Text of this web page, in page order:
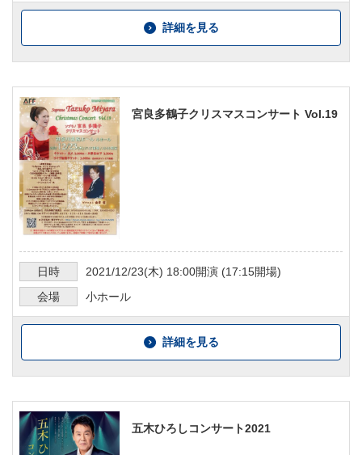
詳細を見る
宮良多鶴子クリスマスコンサート Vol.19
日時 2021/12/23(木) 18:00開演 (17:15開場)
会場
小ホール
詳細を見る
五木ひろしコンサート2021